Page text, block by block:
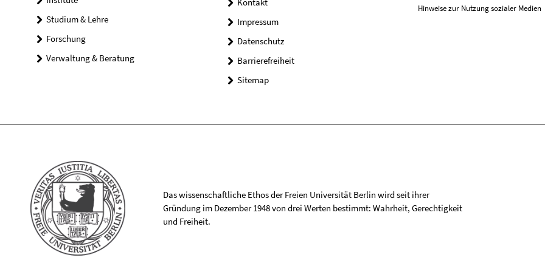
Studium & Lehre
Forschung
Verwaltung & Beratung
Impressum
Datenschutz
Barrierefreiheit
Sitemap
Hinweise zur Nutzung sozialer Medien
Das wissenschaftliche Ethos der Freien Universität Berlin wird seit ihrer
Gründung im Dezember 1948 von drei Werten bestimmt: Wahrheit, Gerechtigkeit
und Freiheit.